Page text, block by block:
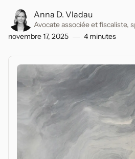
Anna D. Vladau
Avocate associée et fiscaliste,
fiscale suisse et internationale.
novembre 17, 2025 4 minutes